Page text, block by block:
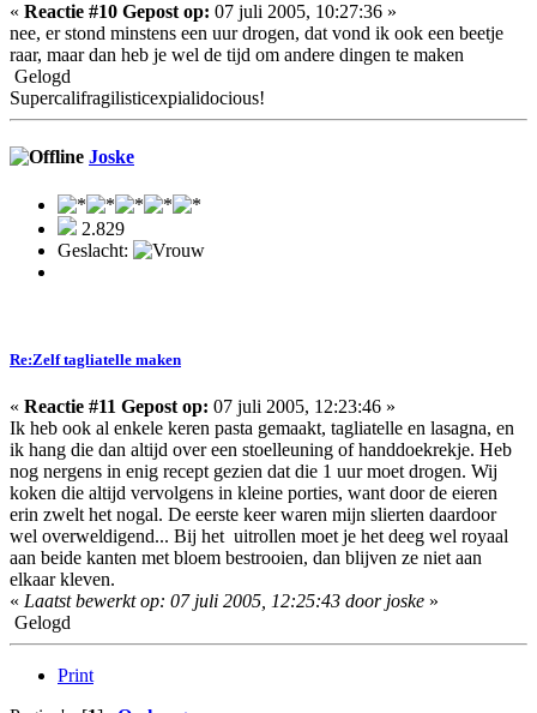
« Reactie #10 Gepost op: 07 juli 2005, 10:27:36 »
nee, er stond minstens een uur drogen, dat vond ik ook een beetje
raar, maar dan heb je wel de tijd om andere dingen te maken
Gelogd
Supercalifragilisticexpialidocious!
Joske
2.829
Geslacht:
Re:Zelf tagliatelle maken
« Reactie #11 Gepost op: 07 juli 2005, 12:23:46 »
Ik heb ook al enkele keren pasta gemaakt, tagliatelle en lasagna, en
ik hang die dan altijd over een stoelleuning of handdoekrekje. Heb
nog nergens in enig recept gezien dat die 1 uur moet drogen. Wij
koken die altijd vervolgens in kleine porties, want door de eieren
erin zwelt het nogal. De eerste keer waren mijn slierten daardoor
wel overweldigend... Bij het uitrollen moet je het deeg wel royaal
aan beide kanten met bloem bestrooien, dan blijven ze niet aan
elkaar kleven.
« Laatst bewerkt op: 07 juli 2005, 12:25:43 door joske »
Gelogd
Print